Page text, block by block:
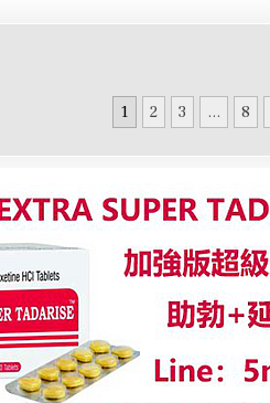
1 2 3 ... 8